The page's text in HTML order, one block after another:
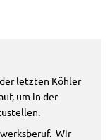
letzten Köhler
um in der
Wir